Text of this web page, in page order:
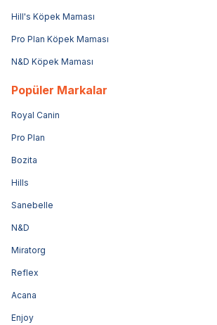
Hill's Köpek Maması
Pro Plan Köpek Maması
N&D Köpek Maması
Popüler Markalar
Royal Canin
Pro Plan
Bozita
Hills
Sanebelle
N&D
Miratorg
Reflex
Acana
Enjoy